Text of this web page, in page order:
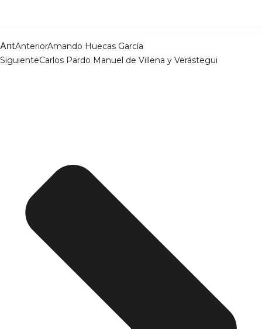
AntAnteriorAmando Huecas García
SiguienteCarlos Pardo Manuel de Villena y Verástegui